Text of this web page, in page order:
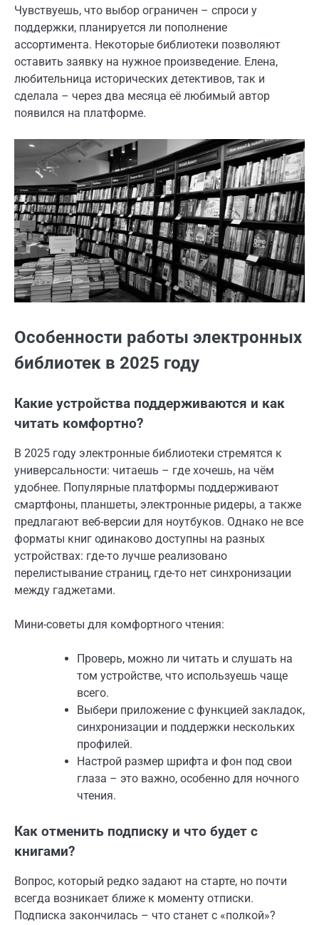
Чувствуешь, что выбор ограничен – спроси у
поддержки, планируется ли пополнение
ассортимента. Некоторые библиотеки позволяют
оставить заявку на нужное произведение. Елена,
любительница исторических детективов, так и
сделала – через два месяца её любимый автор
появился на платформе.
Особенности работы электронных
библиотек в 2025 году
Какие устройства поддерживаются и как
читать комфортно?
В 2025 году электронные библиотеки стремятся к
универсальности: читаешь – где хочешь, на чём
удобнее. Популярные платформы поддерживают
смартфоны, планшеты, электронные ридеры, а также
предлагают веб-версии для ноутбуков. Однако не все
форматы книг одинаково доступны на разных
устройствах: где-то лучше реализовано
перелистывание страниц, где-то нет синхронизации
между гаджетами.
Мини-советы для комфортного чтения:
Проверь, можно ли читать и слушать на
том устройстве, что используешь чаще
всего.
Выбери приложение с функцией закладок,
синхронизации и поддержки нескольких
профилей.
Настрой размер шрифта и фон под свои
глаза – это важно, особенно для ночного
чтения.
Как отменить подписку и что будет с
книгами?
Вопрос, который редко задают на старте, но почти
всегда возникает ближе к моменту отписки.
Подписка закончилась – что станет с «полкой»?